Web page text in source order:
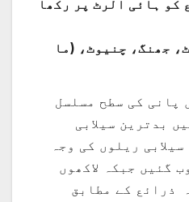
کے 15 اضلاع کو ہائی الرٹ پر رکھا
جھنگ، چنیوٹ، (ما
پانی کی سطح مسلسل
بدترین سیلابی
ریلوں کی وجہ
گئیں جبکہ لاکھوں
ذرائع کے مطابق